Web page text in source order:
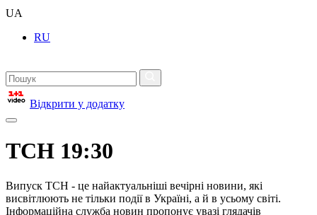
UA
RU
Відкрити у додатку
ТСН 19:30
Випуск ТСН - це найактуальніші вечірні новини, які
висвітлюють не тільки події в Україні, а й в усьому світі.
Інформаційна служба новин пропонує увазі глядачів